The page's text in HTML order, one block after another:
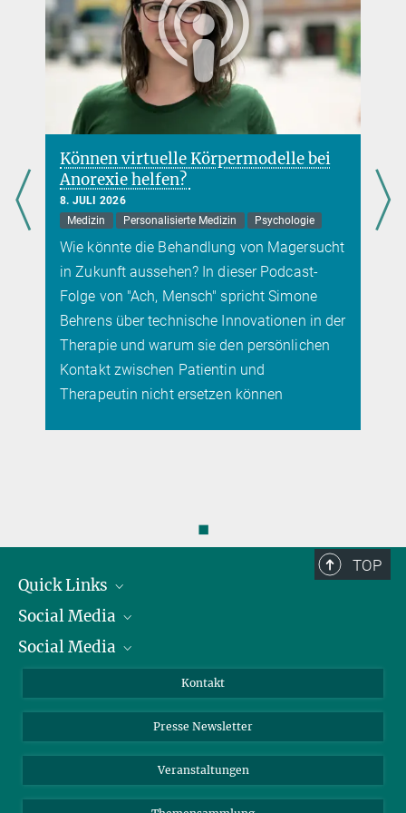
Können virtuelle Körpermodelle bei
Anorexie helfen?
8. JULI 2026
Medizin
Personalisierte Medizin Psychologie
Wie könnte die Behandlung von Magersucht
in Zukunft aussehen? In dieser Podcast-
Folge von "Ach, Mensch" spricht Simone
Behrens über technische Innovationen in der
Therapie und warum sie den persönlichen
Kontakt zwischen Patientin und
Therapeutin nicht ersetzen können
◼
TOP
Quick Links
Präsident
Zahlen und Fakten
Meldestelle Fehlverhalten
Social Media
Bluesky
TikTok
Social Media
Instagram
YouTube
Kontakt
Presse Newsletter
Veranstaltungen